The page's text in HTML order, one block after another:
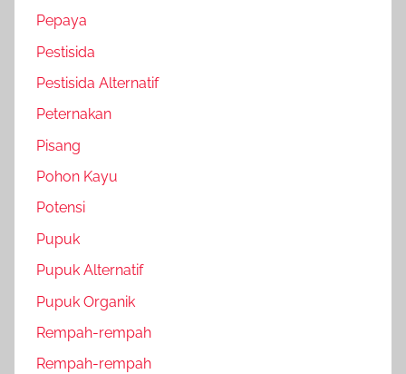
Pepaya
Pestisida
Pestisida Alternatif
Peternakan
Pisang
Pohon Kayu
Potensi
Pupuk
Pupuk Alternatif
Pupuk Organik
Rempah-rempah
Rempah-rempah